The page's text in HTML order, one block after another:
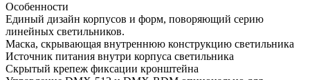
Особенности
Единый дизайн корпусов и форм, поворяющий серию
линейных светильников.
Маска, скрывающая внутреннюю конструкцию светильника
Источник питания внутри корпуса светильника
Скрытый крепеж фиксации кронштейна